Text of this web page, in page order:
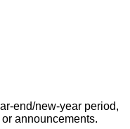
end/new-year period,
announcements.